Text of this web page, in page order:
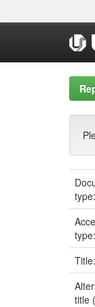
navigation
type:
type:
Title:
title